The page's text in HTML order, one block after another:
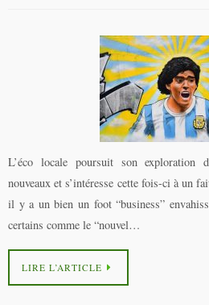
L’éco locale poursuit son exploration
nouveaux et s’intéresse cette fois-ci à un
il y a un bien un foot “business”
certains comme le “nouvel…
LIRE L’ARTICLE